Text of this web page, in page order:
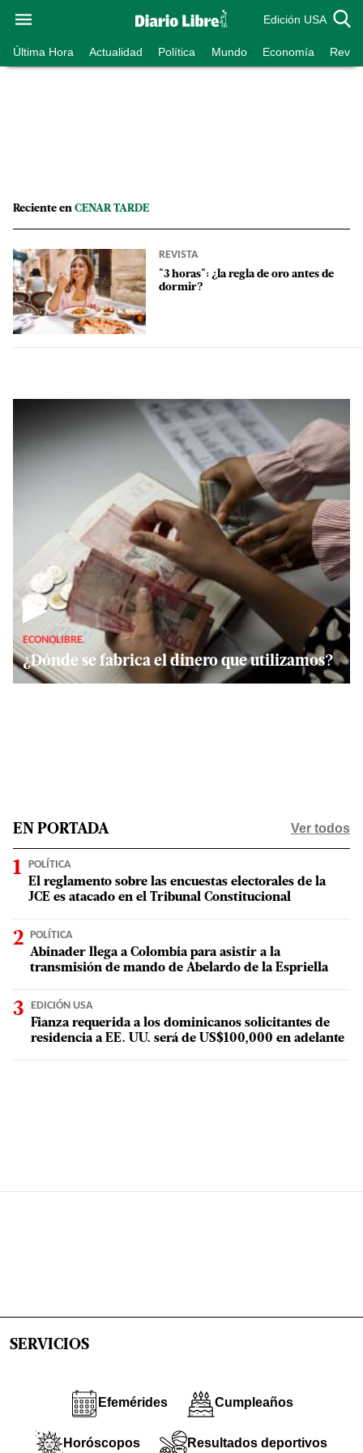
Edición USA
Última Hora Actualidad Política Mundo Economía
Reciente en CENAR TARDE
REVISTA
"3 horas": ¿la regla de oro antes de
dormir?
▶
ECONOLIBRE
¿Dónde se fabrica el dinero que utilizamos?
EN PORTADA Ver todos
POLÍTICA
El reglamento sobre las encuestas electorales de la
JCE es atacado en el Tribunal Constitucional
POLÍTICA
Abinader llega a Colombia para asistir a la
transmisión de mando de Abelardo de la Espriella
EDICIÓN USA
Fianza requerida a los dominicanos solicitantes de
residencia a EE. UU. será de US$100,000 en adelante
SERVICIOS
Efemérides Cumpleaños
Horóscopos Resultados deportivos